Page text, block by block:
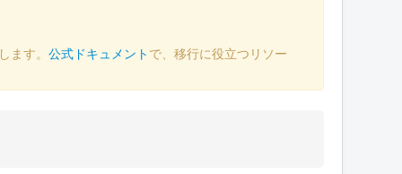
ます。 公式ドキュメント で、移行に役立つリソー